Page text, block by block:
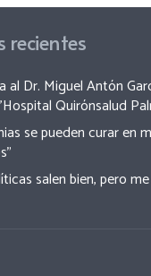
recientes
al Dr. Miguel Antón
Quirónsalud
se pueden curar en
salen bien, pero